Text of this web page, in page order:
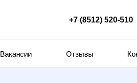
+7 (8512) 520-510
Вакансии Отзывы